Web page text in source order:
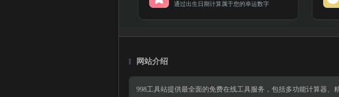
通过出生日期计算属于您的幸运数字
网站介绍
998工具站提供最全面的免费在线工具服务，包括多功能计算器